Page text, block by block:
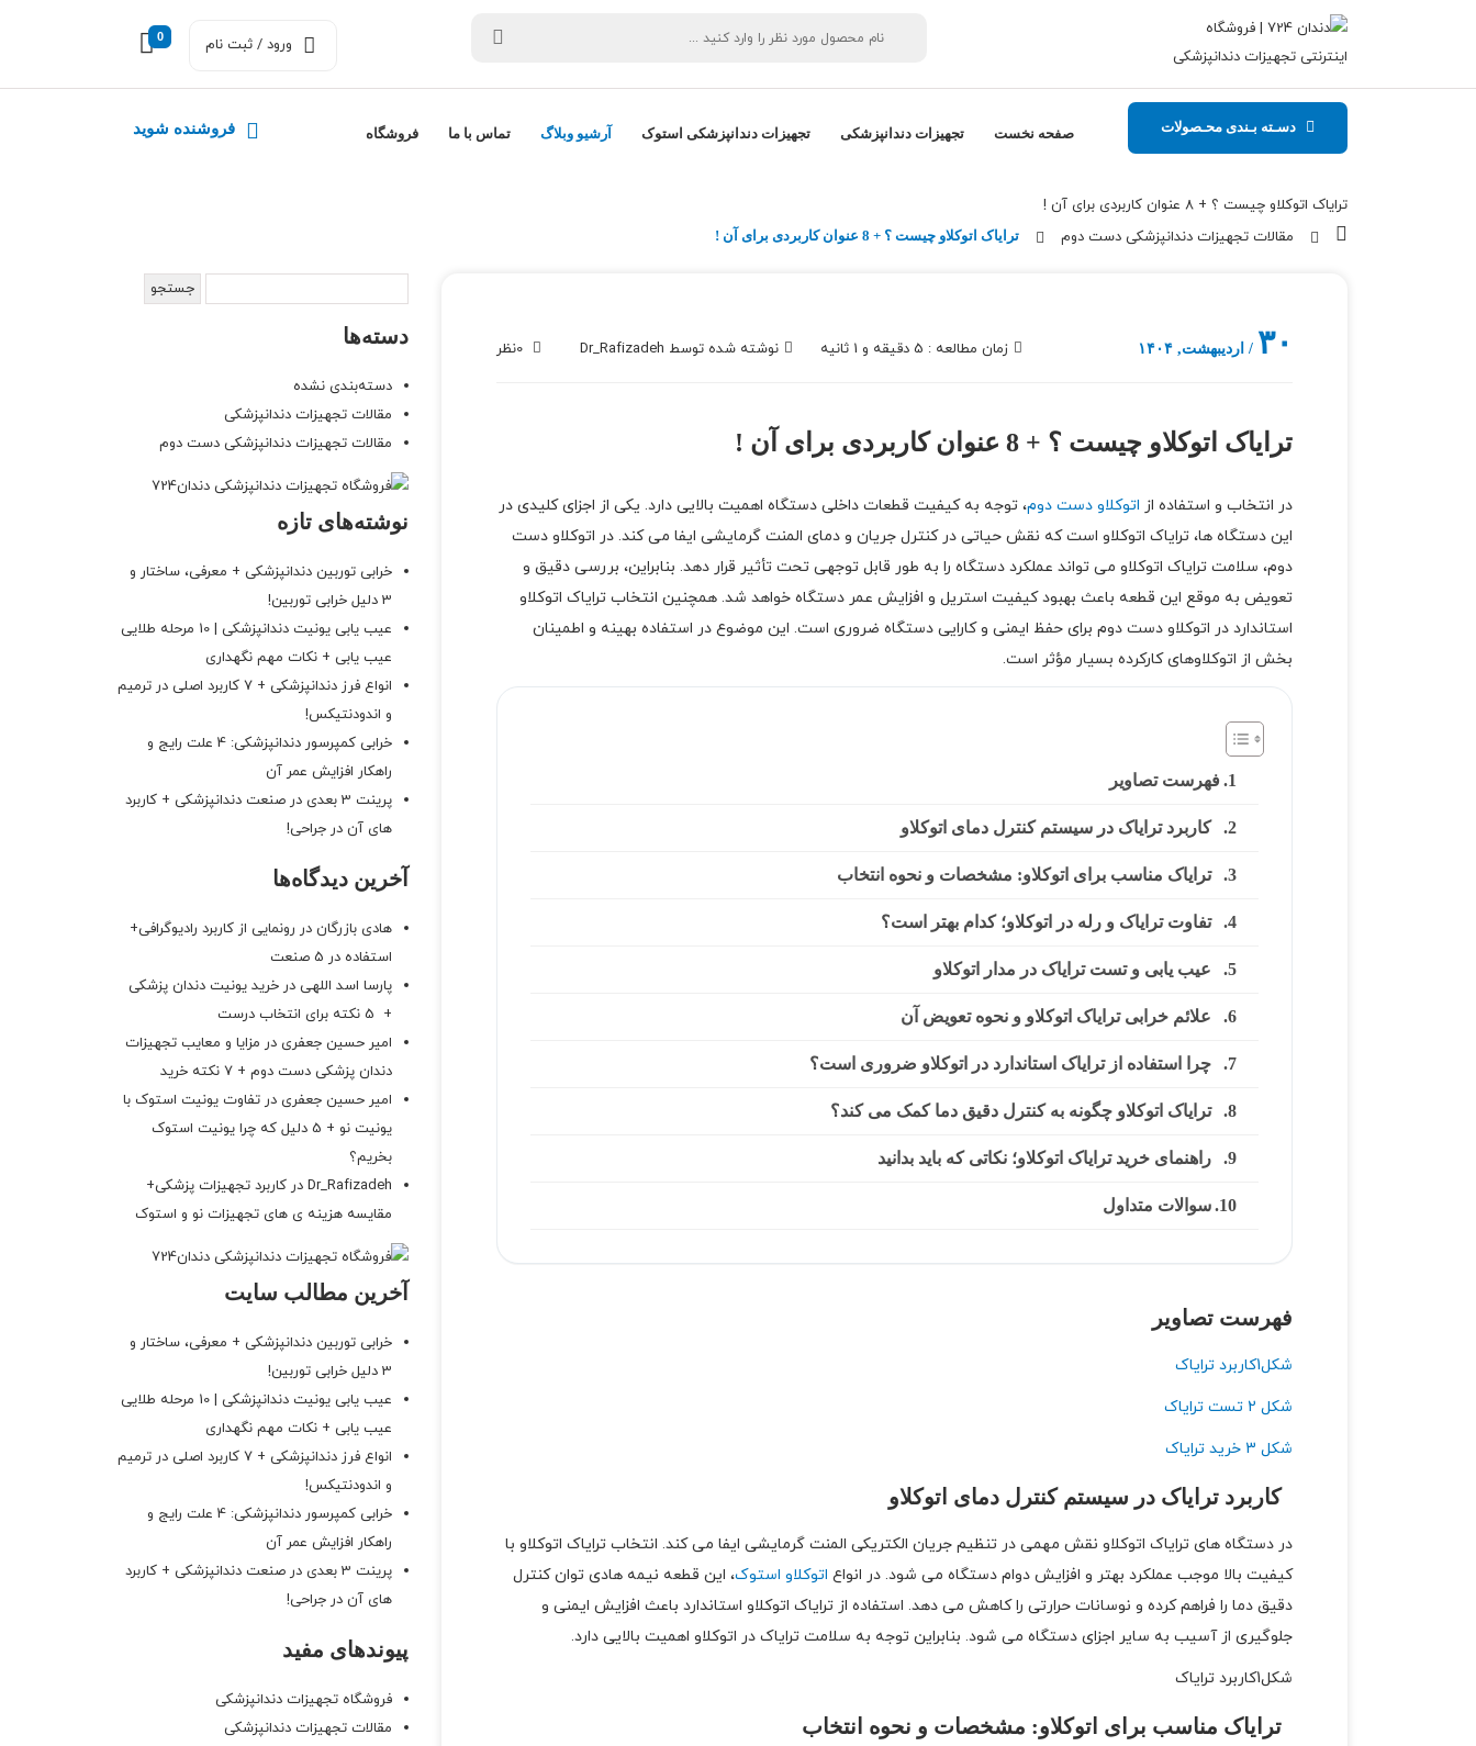
0 ورود / ثبت نام
دسـته بـندی محـصولات صفحه نخست تجهیزات دندانپزشکی تجهیزات دندانپزشکی استوک آرشیو وبلاگ تماس با ما فروشگاه فروشنده شوید
ترایاک اتوکلاو چیست ؟ + 8 عنوان کاربردی برای آن !
مقالات تجهیزات دندانپزشکی دست دوم
ترایاک اتوکلاو چیست ؟ + 8 عنوان کاربردی برای آن !
۳۰ / اردیبهشت, ۱۴۰۴ نظر نوشته شده توسط Dr_Rafizadeh زمان مطالعه : 5 دقیقه و 1 ثانیه
ترایاک اتوکلاو چیست ؟ + 8 عنوان کاربردی برای آن !
در انتخاب و استفاده از اتوکلاو دست دوم، توجه به کیفیت قطعات داخلی دستگاه اهمیت بالایی دارد. یکی از اجزای کلیدی در
این دستگاه ها، ترایاک اتوکلاو است که نقش حیاتی در کنترل جریان و دمای المنت گرمایشی ایفا می کند. در اتوکلاو دست
دوم، سلامت ترایاک اتوکلاو می تواند عملکرد دستگاه را به طور قابل توجهی تحت تأثیر قرار دهد. بنابراین، بررسی دقیق و
تعویض به موقع این قطعه باعث بهبود کیفیت استریل و افزایش عمر دستگاه خواهد شد. همچنین انتخاب ترایاک اتوکلاو
استاندارد در اتوکلاو دست دوم برای حفظ ایمنی و کارایی دستگاه ضروری است. این موضوع در استفاده بهینه و اطمینان
بخش از اتوکلاوهای کارکرده بسیار مؤثر است.
فهرست تصاویر
کاربرد ترایاک در سیستم کنترل دمای اتوکلاو
ترایاک مناسب برای اتوکلاو: مشخصات و نحوه انتخاب
تفاوت ترایاک و رله در اتوکلاو؛ کدام بهتر است؟
عیب یابی و تست ترایاک در مدار اتوکلاو
علائم خرابی ترایاک اتوکلاو و نحوه تعویض آن
چرا استفاده از ترایاک استاندارد در اتوکلاو ضروری است؟
ترایاک اتوکلاو چگونه به کنترل دقیق دما کمک می کند؟
راهنمای خرید ترایاک اتوکلاو؛ نکاتی که باید بدانید
سوالات متداول
فهرست تصاویر
شکل1کاربرد ترایاک
شکل 2 تست ترایاک
شکل 3 خرید ترایاک
کاربرد ترایاک در سیستم کنترل دمای اتوکلاو
در دستگاه های ترایاک اتوکلاو نقش مهمی در تنظیم جریان الکتریکی المنت گرمایشی ایفا می کند. انتخاب ترایاک اتوکلاو با
کیفیت بالا موجب عملکرد بهتر و افزایش دوام دستگاه می شود. در انواع اتوکلاو استوک، این قطعه نیمه هادی توان کنترل
دقیق دما را فراهم کرده و نوسانات حرارتی را کاهش می دهد. استفاده از ترایاک اتوکلاو استاندارد باعث افزایش ایمنی و
جلوگیری از آسیب به سایر اجزای دستگاه می شود. بنابراین توجه به سلامت ترایاک در اتوکلاو اهمیت بالایی دارد.
شکل1کاربرد ترایاک
ترایاک مناسب برای اتوکلاو: مشخصات و نحوه انتخاب
دسته‌ها
دسته‌بندی نشده
مقالات تجهیزات دندانپزشکی
مقالات تجهیزات دندانپزشکی دست دوم
نوشته‌های تازه
خرابی توربین دندانپزشکی + معرفی، ساختار و
3 دلیل خرابی توربین!
عیب یابی یونیت دندانپزشکی | 10 مرحله طلایی
عیب یابی + نکات مهم نگهداری
انواع فرز دندانپزشکی + 7 کاربرد اصلی در ترمیم
و اندودنتیکس!
خرابی کمپرسور دندانپزشکی: 4 علت رایج و
راهکار افزایش عمر آن
پرینت 3 بعدی در صنعت دندانپزشکی + کاربرد
های آن در جراحی!
آخرین دیدگاه‌ها
هادی بازرگان در رونمایی از کاربرد رادیوگرافی+
استفاده در 5 صنعت
پارسا اسد اللهی در خرید یونیت دندان پزشکی
+ 5 نکته برای انتخاب درست
امیر حسین جعفری در مزایا و معایب تجهیزات
دندان پزشکی دست دوم + 7 نکته خرید
امیر حسین جعفری در تفاوت یونیت استوک با
یونیت نو + 5 دلیل که چرا یونیت استوک
بخریم؟
Dr_Rafizadeh در کاربرد تجهیزات پزشکی+
مقایسه هزینه ی های تجهیزات نو و استوک
آخرین مطالب سایت
خرابی توربین دندانپزشکی + معرفی، ساختار و
3 دلیل خرابی توربین!
عیب یابی یونیت دندانپزشکی | 10 مرحله طلایی
عیب یابی + نکات مهم نگهداری
انواع فرز دندانپزشکی + 7 کاربرد اصلی در ترمیم
و اندودنتیکس!
خرابی کمپرسور دندانپزشکی: 4 علت رایج و
راهکار افزایش عمر آن
پرینت 3 بعدی در صنعت دندانپزشکی + کاربرد
های آن در جراحی!
پیوندهای مفید
فروشگاه تجهیزات دندانپزشکی
مقالات تجهیزات دندانپزشکی